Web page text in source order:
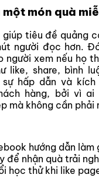
món quà
tiêu đề quảng
người đọc hơn.
người xem nếu họ
like, share, bình
hấp dẫn và kích
hàng, bởi vì ai
mà không cần phải
hướng dẫn làm
để nhận quà trải
học thử khi like